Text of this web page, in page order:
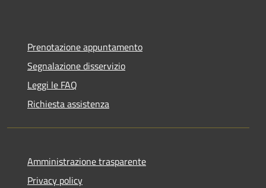
Prenotazione appuntamento
Segnalazione disservizio
Leggi le FAQ
Richiesta assistenza
Amministrazione trasparente
Privacy policy